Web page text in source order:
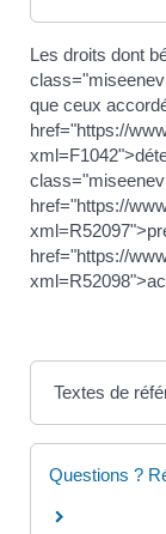
Les droits dont
que ceux
href="https://
href="https://
href="https://
Textes de
Questions ?